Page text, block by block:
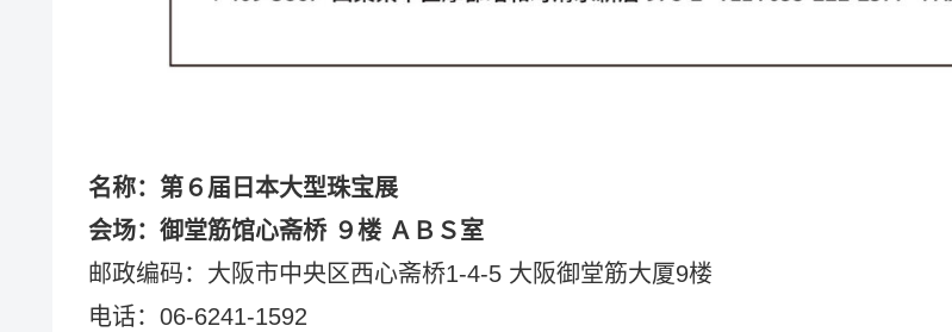
名称：第６届日本大型珠宝展
会场：御堂筋馆心斋桥 ９楼 ＡＢＳ室
邮政编码：大阪市中央区西心斋桥1-4-5 大阪御堂筋大厦9楼
电话：06-6241-1592